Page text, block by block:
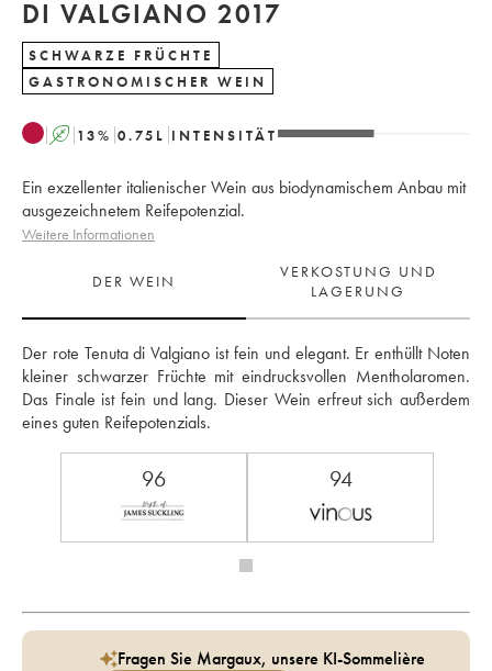
DI VALGIANO 2017
SCHWARZE FRÜCHTE
GASTRONOMISCHER WEIN
A 13% 0.75 L INTENSITÄT
Ein exzellenter italienischer Wein aus biodynamischem Anbau mit
ausgezeichnetem Reifepotenzial.
Weitere Informationen
DER WEIN
VERKOSTUNG UND
LAGERUNG
Der rote Tenuta di Valgiano ist fein und elegant. Er enthüllt Noten
kleiner schwarzer Früchte mit eindrucksvollen Mentholaromen.
Das Finale ist fein und lang. Dieser Wein erfreut sich außerdem
eines guten Reifepotenzials.
96 94
Fragen Sie Margaux, unsere KI-Sommelière